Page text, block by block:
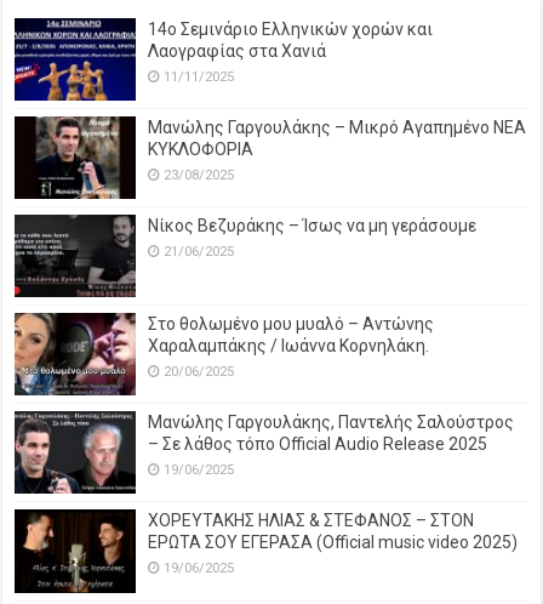
14o Σεμινάριο Ελληνικών χορών και
Λαογραφίας στα Χανιά
11/11/2025
Μανώλης Γαργουλάκης – Μικρό Αγαπημένο NEΑ
ΚΥΚΛΟΦΟΡΙΑ
23/08/2025
Νίκος Βεζυράκης – Ίσως να μη γεράσουμε
21/06/2025
Στο θολωμένο μου μυαλό – Αντώνης
Χαραλαμπάκης / Ιωάννα Κορνηλάκη.
20/06/2025
Μανώλης Γαργουλάκης, Παντελής Σαλούστρος
– Σε λάθος τόπο Official Audio Release 2025
19/06/2025
ΧΟΡΕΥΤΑΚΗΣ ΗΛΙΑΣ & ΣΤΕΦΑΝΟΣ – ΣΤΟΝ
ΕΡΩΤΑ ΣΟΥ ΕΓΕΡΑΣΑ (Official music video 2025)
19/06/2025